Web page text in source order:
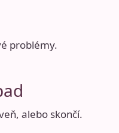
problémy.
alebo skončí.